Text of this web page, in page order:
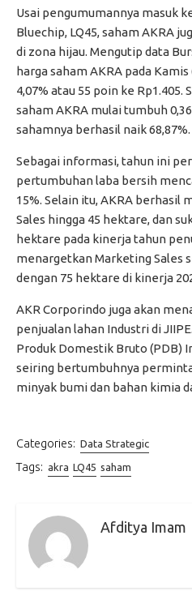
Usai pengumumannya masuk
Bluechip, LQ45, saham AKRA
di zona hijau. Mengutip data
harga saham AKRA pada
4,07% atau 55 poin ke Rp1.405.
saham AKRA mulai tumbuh
sahamnya berhasil naik 68,87%.
Sebagai informasi, tahun ini
pertumbuhan laba bersih
15%. Selain itu, AKRA berhasil
Sales hingga 45 hektare, dan
hektare pada kinerja tahun
menargetkan Marketing Sales
dengan 75 hektare di kinerja
AKR Corporindo juga akan
penjualan lahan Industri di
Produk Domestik Bruto (PDB)
seiring bertumbuhnya
minyak bumi dan bahan kimia
Categories: Data Strategic
Tags: akra LQ45 saham
Afditya Imam